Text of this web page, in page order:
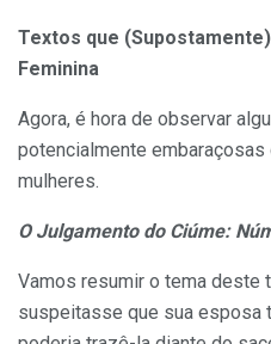
Textos que
Feminina
Agora, é hora de observar
potencialmente
mulheres.
O Julgamento do Ciúme:
Vamos resumir o tema deste
suspeitasse que sua esposa